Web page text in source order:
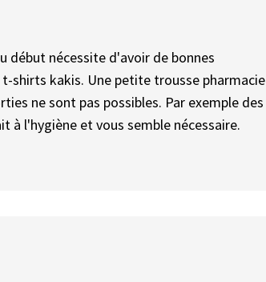
début nécessite d'avoir de bonnes
shirts kakis. Une petite trousse pharmacie
ne sont pas possibles. Par exemple des
l'hygiène et vous semble nécessaire.